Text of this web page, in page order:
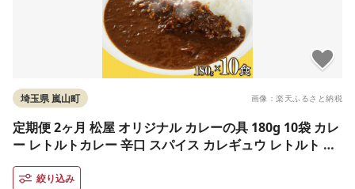
画像：楽天ふるさと納税
埼玉県 嵐山町
定期便 2ヶ月 松屋 オリジナル カレーの具 180g 10袋 カレ
ー レトルトカレー 辛口 スパイス カレギュウ レトルト 冷
凍 時短 簡単 便利 レンチン おかず 保存食 備蓄 お取り寄せ
グルメ 埼玉県 嵐山町
絞り込み